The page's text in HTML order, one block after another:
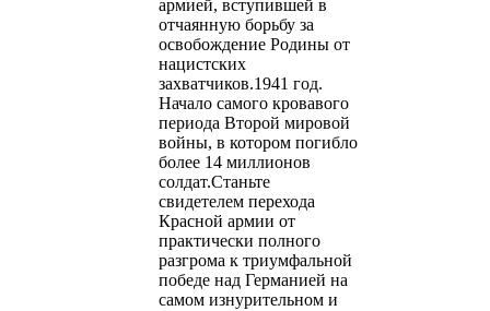
армией, вступившей в
отчаянную борьбу за
освобождение Родины от
нацистских
захватчиков.1941 год.
Начало самого кровавого
периода Второй мировой
войны, в котором погибло
более 14 миллионов
солдат.Станьте
свидетелем перехода
Красной армии от
практически полного
разгрома к триумфальной
победе над Германией на
самом изнурительном и